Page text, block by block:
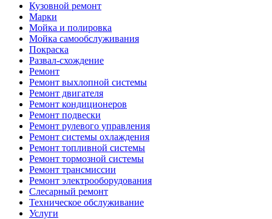
Кузовной ремонт
Марки
Мойка и полировка
Мойка самообслуживания
Покраска
Развал-схождение
Ремонт
Ремонт выхлопной системы
Ремонт двигателя
Ремонт кондиционеров
Ремонт подвески
Ремонт рулевого управления
Ремонт системы охлаждения
Ремонт топливной системы
Ремонт тормозной системы
Ремонт трансмиссии
Ремонт электрооборудования
Слесарный ремонт
Техническое обслуживание
Услуги